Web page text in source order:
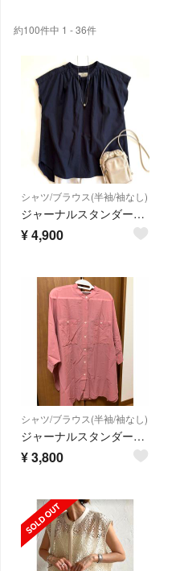
約100件中 1 - 36件
シャツ/ブラウス(半袖/袖なし)
ジャーナルスタンダードレリューム スキッパーフレンチスリーブブラウス ネイビー
¥4,900
シャツ/ブラウス(半袖/袖なし)
ジャーナルスタンダードrelume ブラウス
¥3,800